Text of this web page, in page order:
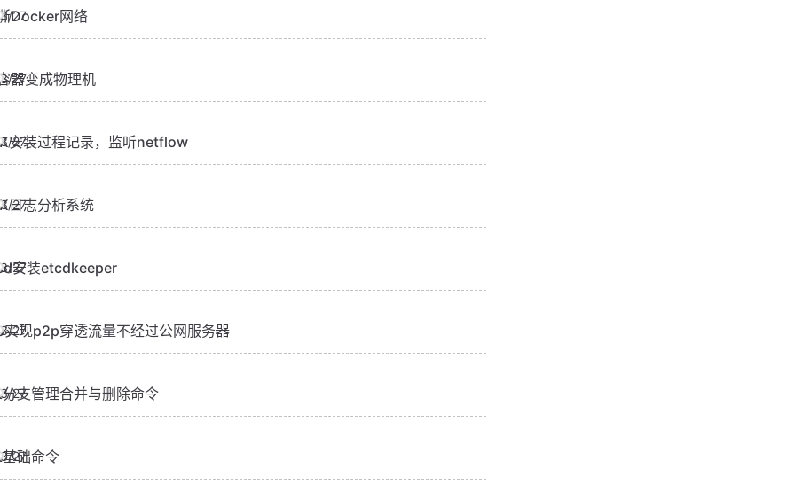
3/27Docker网络
3/27
器变成物理机
3/27
安装过程记录，监听netflow
3/27
日志分析系统
3/27
安装etcdkeeper
3/27
实现p2p穿透流量不经过公网服务器
3/27支管理合并与删除命令
3/27础命令